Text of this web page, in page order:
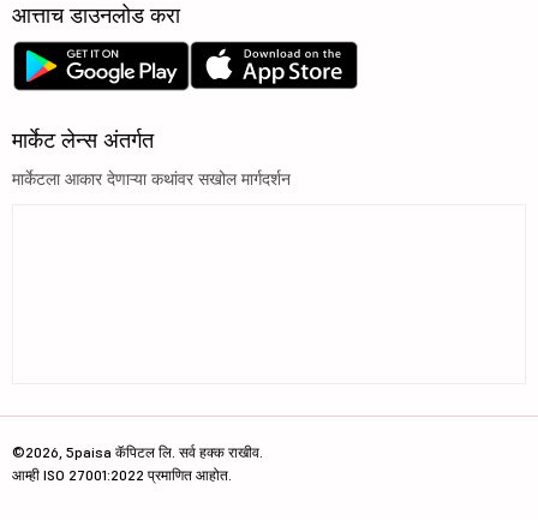
आत्ताच डाउनलोड करा
मार्केट लेन्स अंतर्गत
मार्केटला आकार देणाऱ्या कथांवर सखोल मार्गदर्शन
©2026, 5paisa कॅपिटल लि. सर्व हक्क राखीव.
आम्ही ISO 27001:2022 प्रमाणित आहोत.